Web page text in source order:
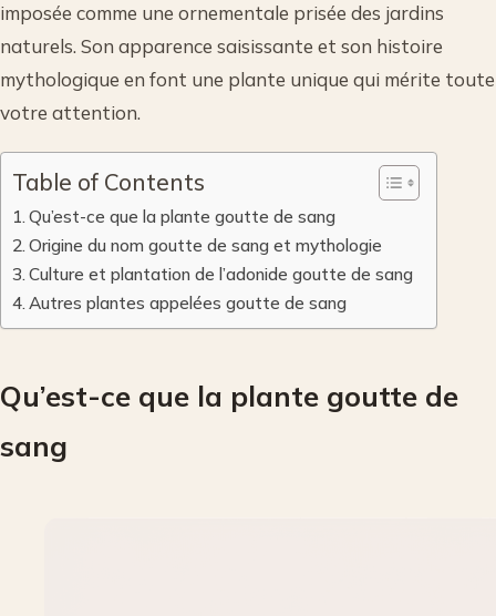
imposée comme une ornementale prisée des jardins
naturels. Son apparence saisissante et son histoire
mythologique en font une plante unique qui mérite toute
votre attention.
Table of Contents
Qu’est-ce que la plante goutte de sang
Origine du nom goutte de sang et mythologie
Culture et plantation de l’adonide goutte de sang
Autres plantes appelées goutte de sang
Qu’est-ce que la plante goutte de
sang